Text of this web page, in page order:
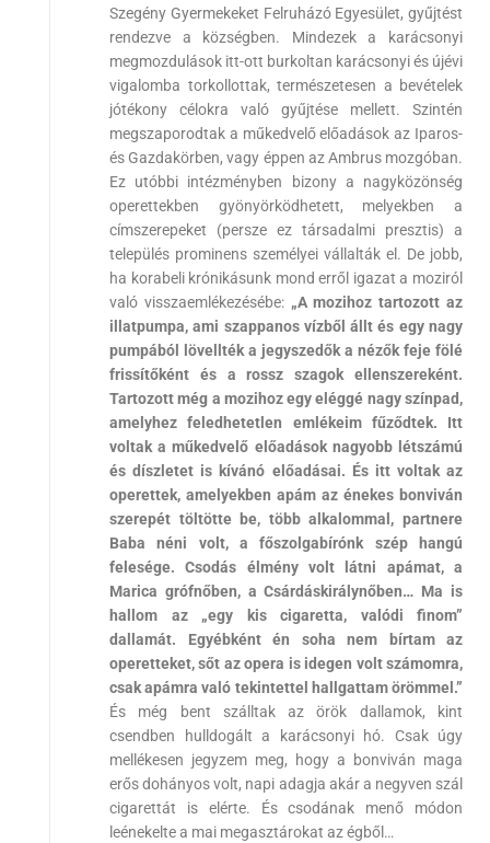
Szegény Gyermekeket Felruházó Egyesület, gyűjtést
rendezve a községben. Mindezek a karácsonyi
megmozdulások itt-ott burkoltan karácsonyi és újévi
vigalomba torkollottak, természetesen a bevételek
jótékony célokra való gyűjtése mellett. Szintén
megszaporodtak a műkedvelő előadások az Iparos-
és Gazdakörben, vagy éppen az Ambrus mozgóban.
Ez utóbbi intézményben bizony a nagyközönség
operettekben gyönyörködhetett, melyekben a
címszerepeket (persze ez társadalmi presztis) a
település prominens személyei vállalták el. De jobb,
ha korabeli krónikásunk mond erről igazat a moziról
való visszaemlékezésébe: „A mozihoz tartozott az
illatpumpa, ami szappanos vízből állt és egy nagy
pumpából lövellték a jegyszedők a nézők feje fölé
frissítőként és a rossz szagok ellenszereként.
Tartozott még a mozihoz egy eléggé nagy színpad,
amelyhez feledhetetlen emlékeim fűződtek. Itt
voltak a műkedvelő előadások nagyobb létszámú
és díszletet is kívánó előadásai. És itt voltak az
operettek, amelyekben apám az énekes bonviván
szerepét töltötte be, több alkalommal, partnere
Baba néni volt, a főszolgabírónk szép hangú
felesége. Csodás élmény volt látni apámat, a
Marica grófnőben, a Csárdáskirálynőben… Ma is
hallom az „egy kis cigaretta, valódi finom”
dallamát. Egyébként én soha nem bírtam az
operetteket, sőt az opera is idegen volt számomra,
csak apámra való tekintettel hallgattam örömmel.”
És még bent szálltak az örök dallamok, kint
csendben hulldogált a karácsonyi hó. Csak úgy
mellékesen jegyzem meg, hogy a bonviván maga
erős dohányos volt, napi adagja akár a negyven szál
cigarettát is elérte. És csodának menő módon
leénekelte a mai megasztárokat az égből…